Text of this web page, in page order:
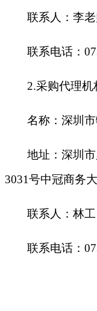
联系人：李
联系电话：
2.采购代理机
名称：深圳
地址：深圳
3031号中冠商务
联系人：林工
联系电话：